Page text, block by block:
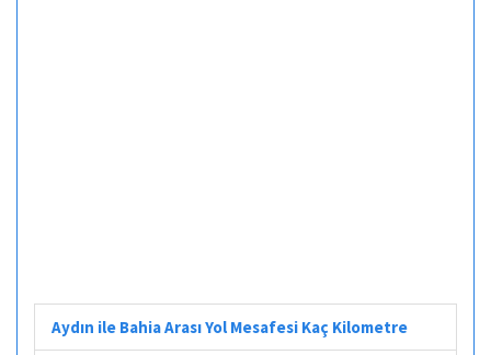
Aydın ile Bahia Arası Yol Mesafesi Kaç Kilometre